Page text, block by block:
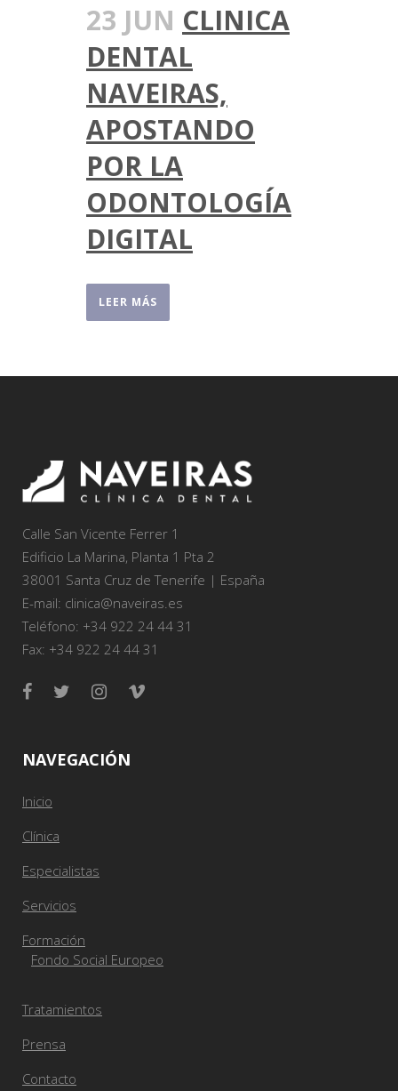
23 JUN CLINICA
DENTAL
NAVEIRAS,
APOSTANDO
POR LA
ODONTOLOGÍA
DIGITAL
LEER MÁS
Calle San Vicente Ferrer 1
Edificio La Marina, Planta 1 Pta 2
38001 Santa Cruz de Tenerife | España
E-mail: clinica@naveiras.es
Teléfono: +34 922 24 44 31
Fax: +34 922 24 44 31
NAVEGACIÓN
Inicio
Clínica
Especialistas
Servicios
Formación
Fondo Social Europeo
Tratamientos
Prensa
Contacto